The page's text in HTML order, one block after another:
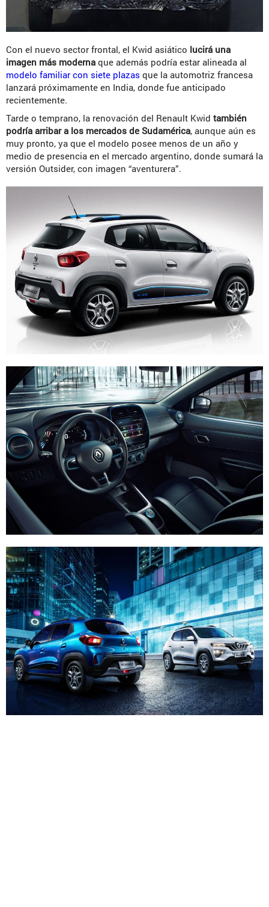
Con el nuevo sector frontal, el Kwid asiático lucirá una
imagen más moderna que además podría estar alineada al
modelo familiar con siete plazas que la automotriz francesa
lanzará próximamente en India, donde fue anticipado
recientemente.
Tarde o temprano, la renovación del Renault Kwid también
podría arribar a los mercados de Sudamérica, aunque aún es
muy pronto, ya que el modelo posee menos de un año y
medio de presencia en el mercado argentino, donde sumará la
versión Outsider, con imagen “aventurera”.